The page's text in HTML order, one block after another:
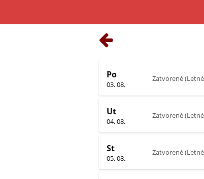
Jedálny
lístok
Po
03. 08.
Zatvorené
Ut
04. 08.
Zatvorené
St
05. 08.
Zatvorené